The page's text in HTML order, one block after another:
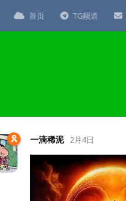
首页 TG频道
一滴稀泥 2月4日